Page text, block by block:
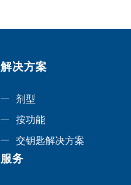
解决方案
剂型
按功能
交钥匙解决方案
服务